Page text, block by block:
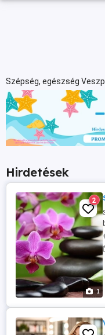
Szépség, egészség
Hirdetések
1
2